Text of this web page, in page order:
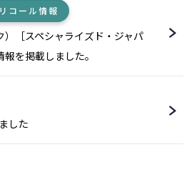
コール情報
）［スペシャライズド・ジャパ
を掲載しました。
した